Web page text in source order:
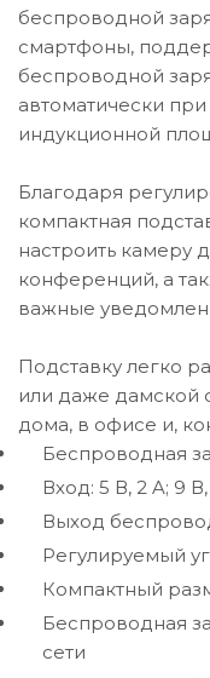
беспроводной
смартфоны,
беспроводной
автоматически
индукционной
Благодаря
компактная
настроить камеру
конференций, а
важные
Подставку легко
или даже дамской
дома, в офисе и,
Беспроводная
Вход: 5 В, 2 A; 9 В,
Выход
Регулируемый
Компактный
Беспроводная
сети